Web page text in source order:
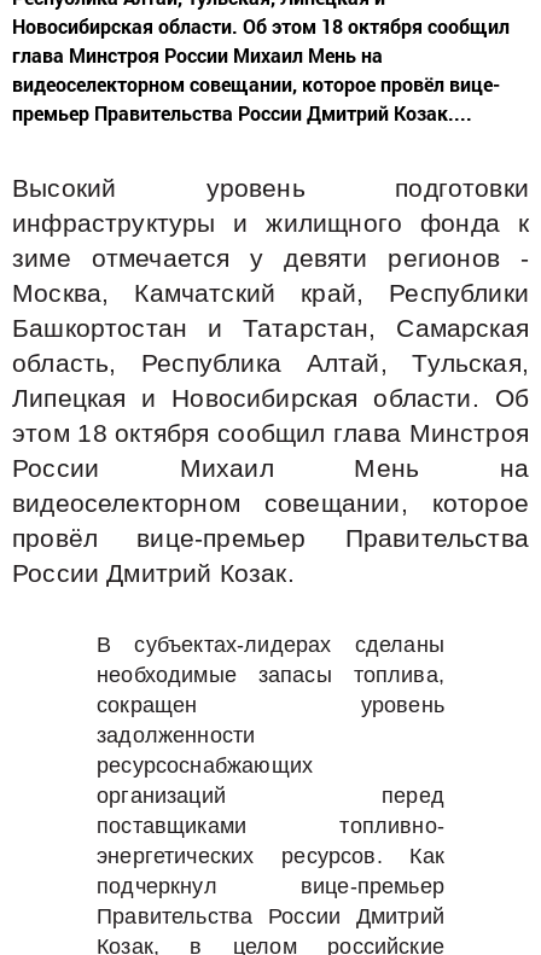
Новосибирская области. Об этом 18 октября сообщил
глава Минстроя России Михаил Мень на
видеоселекторном совещании, которое провёл вице-
премьер Правительства России Дмитрий Козак....
Высокий уровень подготовки
инфраструктуры и жилищного фонда к
зиме отмечается у девяти регионов -
Москва, Камчатский край, Республики
Башкортостан и Татарстан, Самарская
область, Республика Алтай, Тульская,
Липецкая и Новосибирская области. Об
этом 18 октября сообщил глава Минстроя
России Михаил Мень на
видеоселекторном совещании, которое
провёл вице-премьер Правительства
России Дмитрий Козак.
В субъектах-лидерах сделаны
необходимые запасы топлива,
сокращен уровень
задолженности
ресурсоснабжающих
организаций перед
поставщиками топливно-
энергетических ресурсов. Как
подчеркнул вице-премьер
Правительства России Дмитрий
Козак, в целом российские